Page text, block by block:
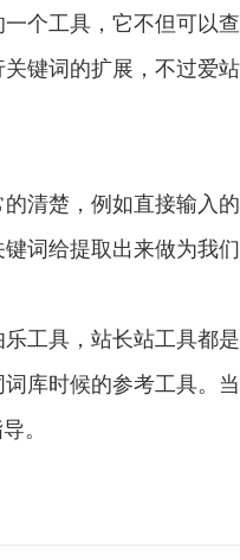
个工具，它不但可以
键词的扩展，不过爱
清楚，例如直接输入
词给提取出来做为我
工具，站长站工具都
库时候的参考工具。
。